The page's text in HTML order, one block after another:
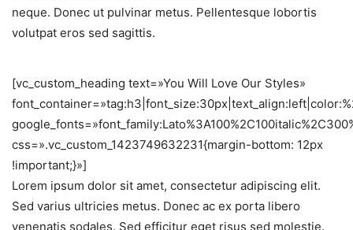
neque. Donec ut pulvinar metus. Pellentesque lobortis
volutpat eros sed sagittis.
[vc_custom_heading text=»You Will Love Our Styles»
css=».vc_custom_1423749632231{margin-bottom: 12px
!important;}»]
Lorem ipsum dolor sit amet, consectetur adipiscing elit.
Sed varius ultricies metus. Donec ac ex porta libero
venenatis sodales. Sed efficitur eget risus sed molestie.